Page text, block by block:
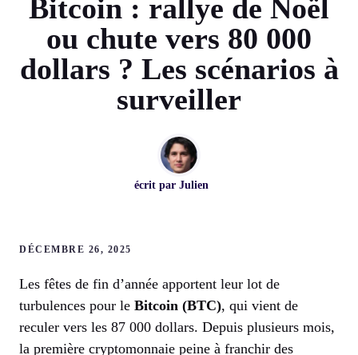
Bitcoin : rallye de Noël
ou chute vers 80 000
dollars ? Les scénarios à
surveiller
écrit par Julien
DÉCEMBRE 26, 2025
Les fêtes de fin d’année apportent leur lot de
turbulences pour le Bitcoin (BTC), qui vient de
reculer vers les 87 000 dollars. Depuis plusieurs mois,
la première cryptomonnaie peine à franchir des